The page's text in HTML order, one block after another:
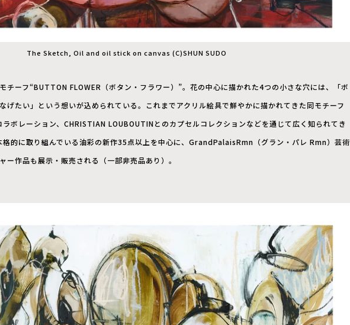
The Sketch, Oil and oil stick on canvas (C)︎SHUN SUDO
チーフ“BUTTON FLOWER（ボタン・フラワー）”。花の中心に描かれた4つの小さな穴には、「ボ
げたい」という想いが込められている。これまでアクリル絵具で鮮やかに描かれてきた同モチーフ
ラボレーション、CHRISTIAN LOUBOUTINとのカプセルコレクションなどを通じて広く知られてき
的に取り組んでいる油彩の新作35点以上を中心に、GrandPalaisRmn（グラン・パレ Rmn）芸術
ー作品も展示・販売される（一部非売品あり）。